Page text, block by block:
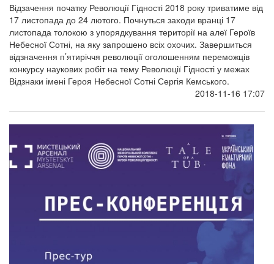
Відзачення початку Революції Гідності 2018 року триватиме від
17 листопада до 24 лютого. Почнуться заходи вранці 17
листопада толокою з упорядкування території на алеї Героїв
Небесної Сотні, на яку запрошено всіх охочих. Завершиться
відзначення п’ятиріччя революції оголошенням переможців
конкурсу наукових робіт на тему Революції Гідності у межах
Відзнаки імені Героя Небесної Сотні Сергія Кемського.
2018-11-16 17:07